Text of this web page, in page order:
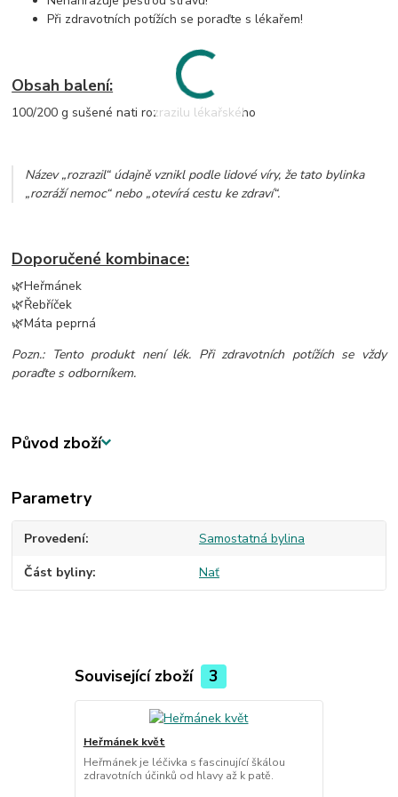
Při zdravotních potížích se poraďte s lékařem!
Obsah balení:
100/200 g sušené nati rozrazilu lékařského
Název „rozrazil“ údajně vznikl podle lidové víry, že tato bylinka
„rozráží nemoc“ nebo „otevírá cestu ke zdraví“.
Doporučené kombinace:
🌿Heřmánek
🌿Řebříček
🌿Máta peprná
Pozn.: Tento produkt není lék. Při zdravotních potížích se vždy
poraďte s odborníkem.
Původ zboží
Parametry
Provedení Samostatná bylina
Část byliny Nať
Související zboží 3
Heřmánek květ
Heřmánek je léčivka s fascinující škálou
zdravotních účinků od hlavy až k patě.